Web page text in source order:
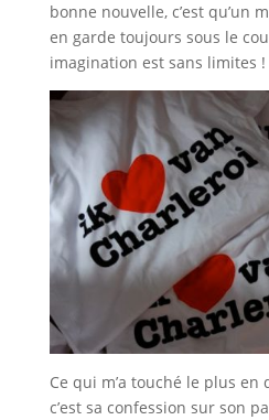
bonne nouvelle, c’est qu’un
en garde toujours sous le
imagination est sans limites !
Ce qui m’a touché le plus en
c’est sa confession sur son